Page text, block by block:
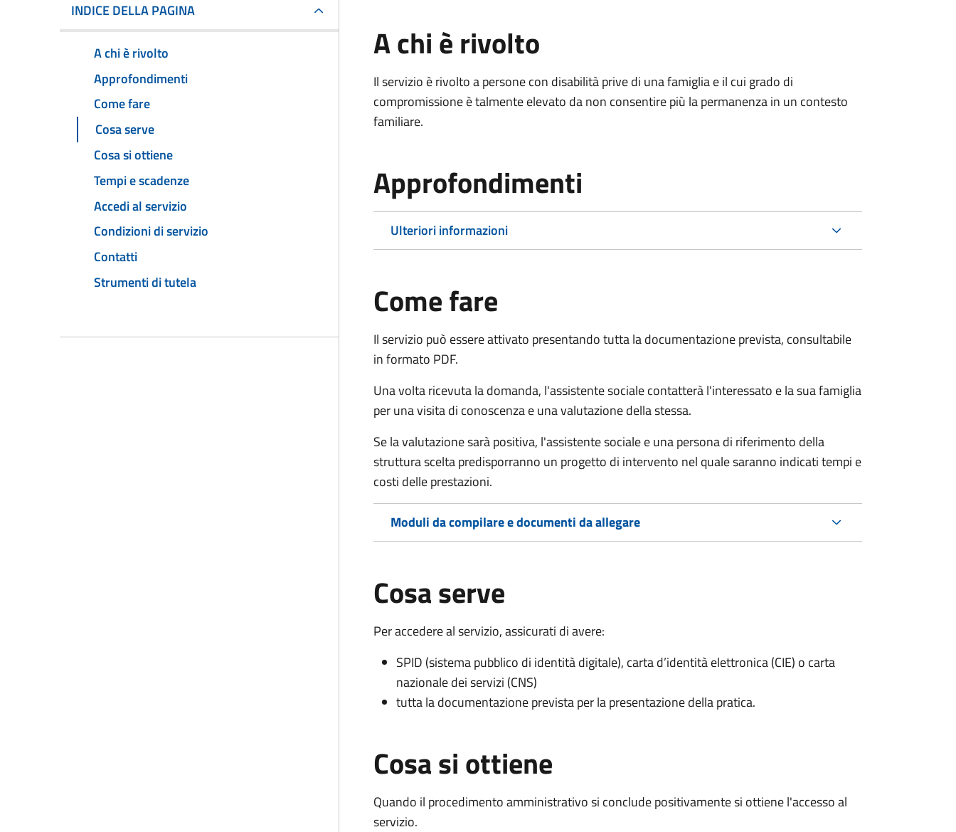
INDICE DELLA PAGINA
A chi è rivolto
Approfondimenti
Come fare
Cosa serve
Cosa si ottiene
Tempi e scadenze
Accedi al servizio
Condizioni di servizio
Contatti
Strumenti di tutela
A chi è rivolto
Il servizio è rivolto a persone con disabilità prive di una famiglia e il cui grado di
compromissione è talmente elevato da non consentire più la permanenza in un contesto
familiare.
Approfondimenti
Ulteriori informazioni
Come fare
Il servizio può essere attivato presentando tutta la documentazione prevista, consultabile
in formato PDF.
Una volta ricevuta la domanda, l'assistente sociale contatterà l'interessato e la sua famiglia
per una visita di conoscenza e una valutazione della stessa.
Se la valutazione sarà positiva, l'assistente sociale e una persona di riferimento della
struttura scelta predisporranno un progetto di intervento nel quale saranno indicati tempi e
costi delle prestazioni.
Moduli da compilare e documenti da allegare
Cosa serve
Per accedere al servizio, assicurati di avere:
SPID (sistema pubblico di identità digitale), carta d’identità elettronica (CIE) o carta
nazionale dei servizi (CNS)
tutta la documentazione prevista per la presentazione della pratica.
Cosa si ottiene
Quando il procedimento amministrativo si conclude positivamente si ottiene l'accesso al
servizio.